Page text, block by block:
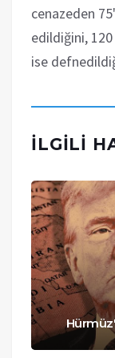
cenazeden
edildiğini,
ise
İLGILI